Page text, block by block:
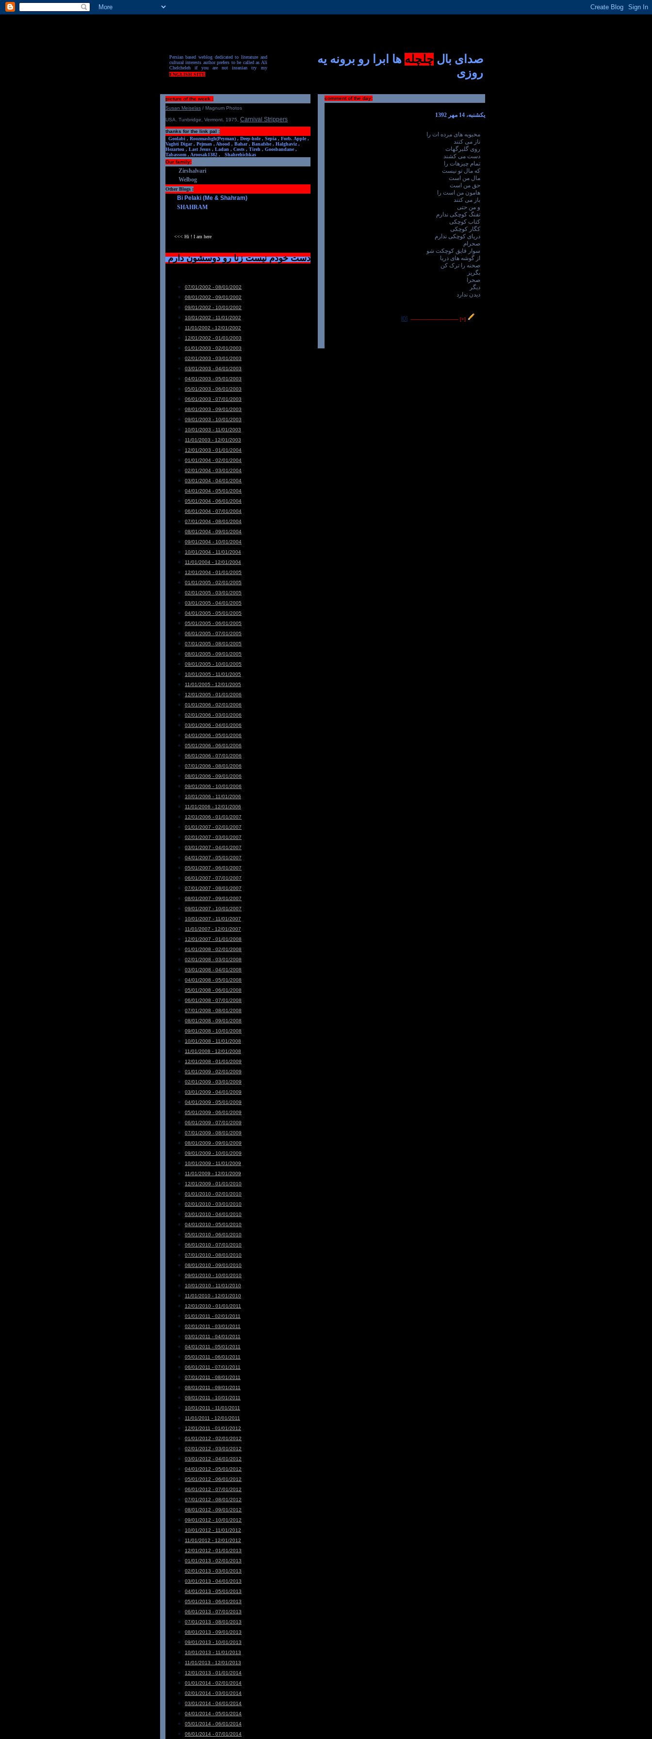
Persian based weblog dedicated to literature and
cultural interests author prefers to be called as Ali
Chelcheleh if you are not inranian try my
ENGLISH SITE
صدای بال چلچله ها ابرا رو برونه یه
روزی
comment of the day:
یکشنبه، 14 مهر 1392
محبوبه های مرده ات را
ناز می کنند
روی گلبرگهات
دست می کشند
تمام چیزهات را
که مال تو نیست
مال من است
حق من است
هامون من است را
باز می کنند
و من حتی
تفنگ کوچکی ندارم
کتاب کوچکی
کگار کوچکی
دریای کوچکی ندارم
صحرام
سوار قایق کوچکت شو
از گوشه های دریا
صحنه را ترک کن
بگریز
صحرا
دیگر
دیدن ندارد
[+]
---------------------------------
[0]
picture of the week :
Susan Meiselas / Magnum Photos
USA. Tunbridge, Vermont. 1975 Carnival Strippers
thanks for the link pal :
Goolabi , Roozmashgh(Peyman) , Deep-hole , Sepia , Forb. Apple ,
Vaghti Digar , Pejman , Ahood , Bahar , Banafshe , Halghaviz ,
Hezartou , Last Jesus , Ladan , Costs , Tireh , Goosbandane ,
Tabassom , Aroosak1382 ,
Shahrehichkas
Our family:
Zirshalvari
Welbog
Other Blogs :
Bi Pelaki (Me & Shahram)
SHAHRAM
<<< Hi ! I am here
دست خودم نیست زنا رو دوسشون دارم
07/01/2002 - 08/01/2002
08/01/2002 - 09/01/2002
09/01/2002 - 10/01/2002
10/01/2002 - 11/01/2002
11/01/2002 - 12/01/2002
12/01/2002 - 01/01/2003
01/01/2003 - 02/01/2003
02/01/2003 - 03/01/2003
03/01/2003 - 04/01/2003
04/01/2003 - 05/01/2003
05/01/2003 - 06/01/2003
06/01/2003 - 07/01/2003
08/01/2003 - 09/01/2003
09/01/2003 - 10/01/2003
10/01/2003 - 11/01/2003
11/01/2003 - 12/01/2003
12/01/2003 - 01/01/2004
01/01/2004 - 02/01/2004
02/01/2004 - 03/01/2004
03/01/2004 - 04/01/2004
04/01/2004 - 05/01/2004
05/01/2004 - 06/01/2004
06/01/2004 - 07/01/2004
07/01/2004 - 08/01/2004
08/01/2004 - 09/01/2004
09/01/2004 - 10/01/2004
10/01/2004 - 11/01/2004
11/01/2004 - 12/01/2004
12/01/2004 - 01/01/2005
01/01/2005 - 02/01/2005
02/01/2005 - 03/01/2005
03/01/2005 - 04/01/2005
04/01/2005 - 05/01/2005
05/01/2005 - 06/01/2005
06/01/2005 - 07/01/2005
07/01/2005 - 08/01/2005
08/01/2005 - 09/01/2005
09/01/2005 - 10/01/2005
10/01/2005 - 11/01/2005
11/01/2005 - 12/01/2005
12/01/2005 - 01/01/2006
01/01/2006 - 02/01/2006
02/01/2006 - 03/01/2006
03/01/2006 - 04/01/2006
04/01/2006 - 05/01/2006
05/01/2006 - 06/01/2006
06/01/2006 - 07/01/2006
07/01/2006 - 08/01/2006
08/01/2006 - 09/01/2006
09/01/2006 - 10/01/2006
10/01/2006 - 11/01/2006
11/01/2006 - 12/01/2006
12/01/2006 - 01/01/2007
01/01/2007 - 02/01/2007
02/01/2007 - 03/01/2007
03/01/2007 - 04/01/2007
04/01/2007 - 05/01/2007
05/01/2007 - 06/01/2007
06/01/2007 - 07/01/2007
07/01/2007 - 08/01/2007
08/01/2007 - 09/01/2007
09/01/2007 - 10/01/2007
10/01/2007 - 11/01/2007
11/01/2007 - 12/01/2007
12/01/2007 - 01/01/2008
01/01/2008 - 02/01/2008
02/01/2008 - 03/01/2008
03/01/2008 - 04/01/2008
04/01/2008 - 05/01/2008
05/01/2008 - 06/01/2008
06/01/2008 - 07/01/2008
07/01/2008 - 08/01/2008
08/01/2008 - 09/01/2008
09/01/2008 - 10/01/2008
10/01/2008 - 11/01/2008
11/01/2008 - 12/01/2008
12/01/2008 - 01/01/2009
01/01/2009 - 02/01/2009
02/01/2009 - 03/01/2009
03/01/2009 - 04/01/2009
04/01/2009 - 05/01/2009
05/01/2009 - 06/01/2009
06/01/2009 - 07/01/2009
07/01/2009 - 08/01/2009
08/01/2009 - 09/01/2009
09/01/2009 - 10/01/2009
10/01/2009 - 11/01/2009
11/01/2009 - 12/01/2009
12/01/2009 - 01/01/2010
01/01/2010 - 02/01/2010
02/01/2010 - 03/01/2010
03/01/2010 - 04/01/2010
04/01/2010 - 05/01/2010
05/01/2010 - 06/01/2010
06/01/2010 - 07/01/2010
07/01/2010 - 08/01/2010
08/01/2010 - 09/01/2010
09/01/2010 - 10/01/2010
10/01/2010 - 11/01/2010
11/01/2010 - 12/01/2010
12/01/2010 - 01/01/2011
01/01/2011 - 02/01/2011
02/01/2011 - 03/01/2011
03/01/2011 - 04/01/2011
04/01/2011 - 05/01/2011
05/01/2011 - 06/01/2011
06/01/2011 - 07/01/2011
07/01/2011 - 08/01/2011
08/01/2011 - 09/01/2011
09/01/2011 - 10/01/2011
10/01/2011 - 11/01/2011
11/01/2011 - 12/01/2011
12/01/2011 - 01/01/2012
01/01/2012 - 02/01/2012
02/01/2012 - 03/01/2012
03/01/2012 - 04/01/2012
04/01/2012 - 05/01/2012
05/01/2012 - 06/01/2012
06/01/2012 - 07/01/2012
07/01/2012 - 08/01/2012
08/01/2012 - 09/01/2012
09/01/2012 - 10/01/2012
10/01/2012 - 11/01/2012
11/01/2012 - 12/01/2012
12/01/2012 - 01/01/2013
01/01/2013 - 02/01/2013
02/01/2013 - 03/01/2013
03/01/2013 - 04/01/2013
04/01/2013 - 05/01/2013
05/01/2013 - 06/01/2013
06/01/2013 - 07/01/2013
07/01/2013 - 08/01/2013
08/01/2013 - 09/01/2013
09/01/2013 - 10/01/2013
10/01/2013 - 11/01/2013
11/01/2013 - 12/01/2013
12/01/2013 - 01/01/2014
01/01/2014 - 02/01/2014
02/01/2014 - 03/01/2014
03/01/2014 - 04/01/2014
04/01/2014 - 05/01/2014
05/01/2014 - 06/01/2014
06/01/2014 - 07/01/2014